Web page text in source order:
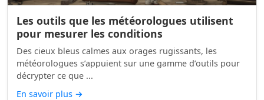
Les outils que les météorologues utilisent
pour mesurer les conditions
Des cieux bleus calmes aux orages rugissants, les
météorologues s’appuient sur une gamme d’outils pour
décrypter ce que ...
En savoir plus →